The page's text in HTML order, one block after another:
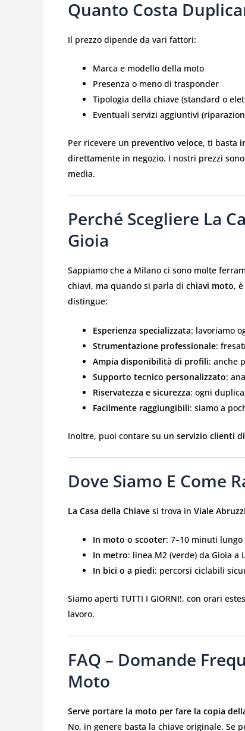
Quanto Costa
Il prezzo dipende da vari fattori:
Marca e modello della moto
Presenza o meno di trasponder
Tipologia della chiave (standard o
Eventuali servizi aggiuntivi
Per ricevere un preventivo veloce, ti basta
direttamente in negozio. I nostri prezzi
media.
Perché Scegliere La
Gioia
Sappiamo che a Milano ci sono molte
chiavi, ma quando si parla di chiavi moto,
distingue:
Esperienza specializzata: lavoriamo
Strumentazione professionale:
Ampia disponibilità di profili: anche
Supporto tecnico personalizzato:
Riservatezza e sicurezza: ogni
Facilmente raggiungibili: siamo a
Inoltre, puoi contare su un servizio clienti
Dove Siamo E Come
La Casa della Chiave si trova in Viale
In moto o scooter: 7–10 minuti
In metro: linea M2 (verde) da Gioia a
In bici o a piedi: percorsi ciclabili
Siamo aperti TUTTI I GIORNI!, con orari
lavoro.
FAQ – Domande
Moto
Serve portare la moto per fare la copia
No, in genere basta la chiave originale. Se